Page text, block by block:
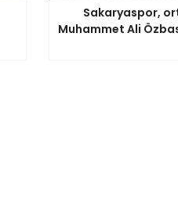
Sakaryaspor,
Muhammet Ali